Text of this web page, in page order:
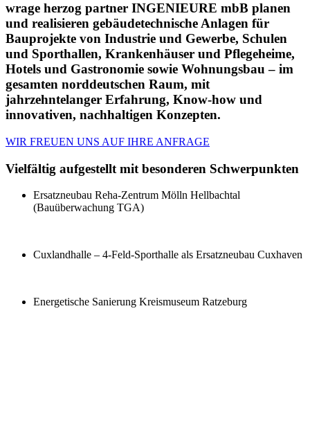
wrage herzog partner INGENIEURE mbB planen
und realisieren gebäudetechnische Anlagen für
Bauprojekte von Industrie und Gewerbe, Schulen
und Sporthallen, Krankenhäuser und Pflegeheime,
Hotels und Gastronomie sowie Wohnungsbau – im
gesamten norddeutschen Raum, mit
jahrzehntelanger Erfahrung, Know-how und
innovativen, nachhaltigen Konzepten.
WIR FREUEN UNS AUF IHRE ANFRAGE
Vielfältig aufgestellt mit besonderen Schwerpunkten
Ersatzneubau Reha-Zentrum Mölln Hellbachtal
(Bauüberwachung TGA)
Cuxlandhalle – 4-Feld-Sporthalle als Ersatzneubau Cuxhaven
Energetische Sanierung Kreismuseum Ratzeburg